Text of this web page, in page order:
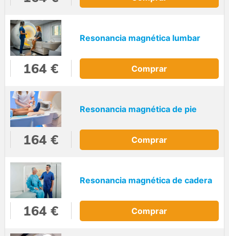
Resonancia magnética lumbar
164 € Comprar
Resonancia magnética de pie
164 € Comprar
Resonancia magnética de cadera
164 € Comprar